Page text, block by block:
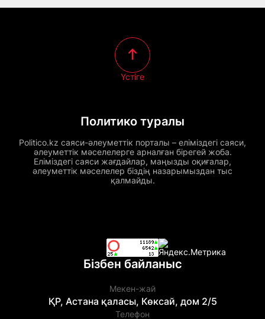
Политико туралы
Politico.kz саяси-әлеуметтік порталы – еліміздегі саяси,
әлеуметтік мәселелерге арналған бірегей жоба.
Еліміздегі саяси жағдайлар, маңызды оқиғалар,
әлеуметтік мәселелер біздің назарымыздан тыс
қалмайды.
Үстіге
Бізбен байланыс
Мекен-жай
ҚР, Астана қаласы, Көксай, дом 2/5
Телефон